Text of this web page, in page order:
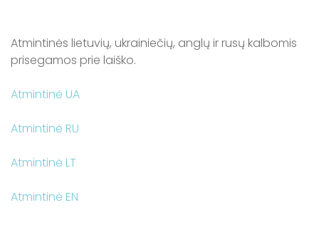
Atmintinės lietuvių, ukrainiečių, anglų ir rusų kalbomis
prisegamos prie laiško.
Atmintinė UA
Atmintinė RU
Atmintinė LT
Atmintinė EN